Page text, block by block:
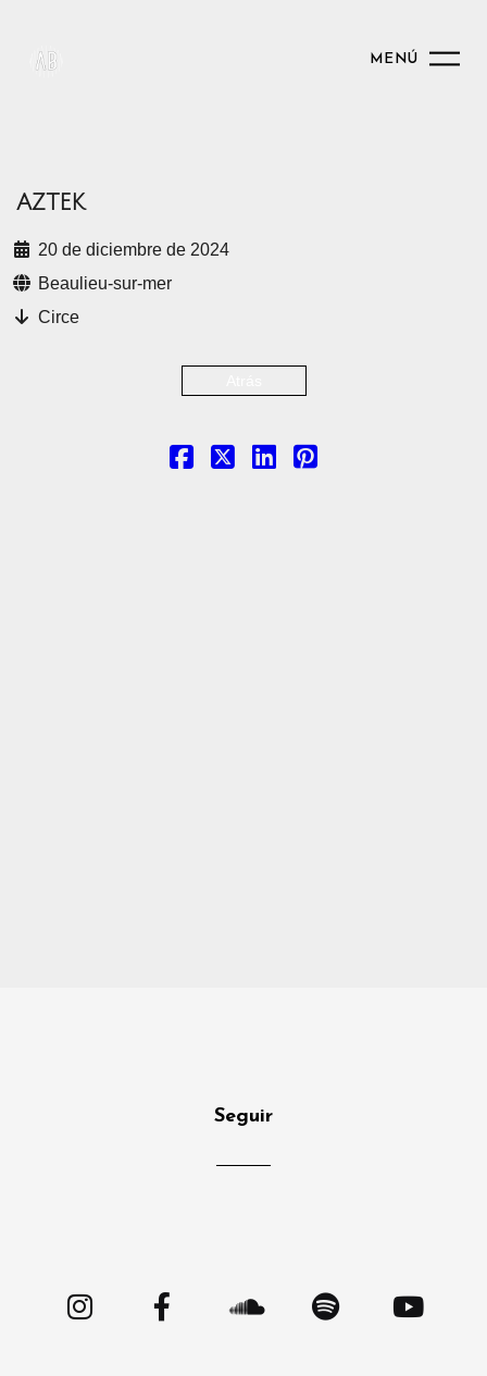
MENÚ
AZTEK
20 de diciembre de 2024
Beaulieu-sur-mer
Circe
Seguir